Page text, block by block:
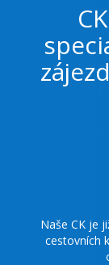
Naše CK je
cestovních